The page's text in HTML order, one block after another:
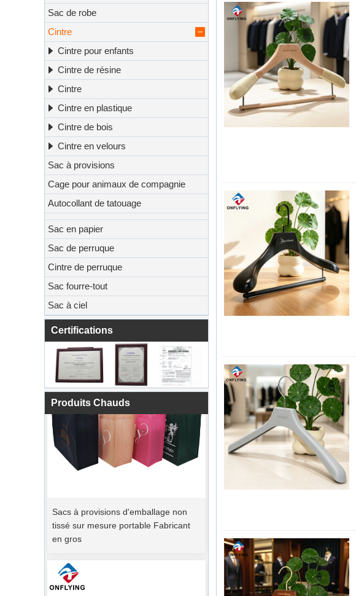
Sac de robe
Cintre
Cintre pour enfants
Cintre de résine
Cintre
Cintre en plastique
Cintre de bois
Cintre en velours
Sac à provisions
Cage pour animaux de compagnie
Autocollant de tatouage
Sac en papier
Sac de perruque
Cintre de perruque
Sac fourre-tout
Sac à ciel
Certifications
Produits Chauds
tissé sur mesure portable Fabricant
en gros